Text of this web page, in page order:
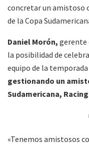
concretar un amistoso
de la Copa
Daniel Morón, gerente
la posibilidad de
equipo de la
gestionando un
Sudamericana,
«Tenemos amistosos